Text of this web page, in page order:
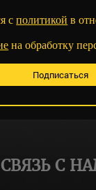
сполитикой в
на обработку
СВЯЗЬ С